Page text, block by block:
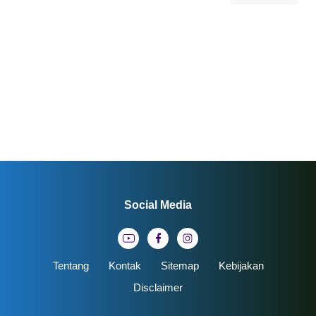
Tentang Kontak Sitemap
Kebijakan
Disclaimer
Social Media